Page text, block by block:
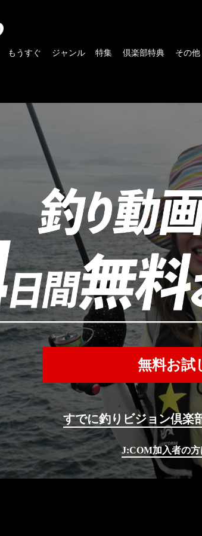
もうすぐ ジャンル 特集 倶楽部特典 その他
無料お試
すでに釣りビジョン倶楽
J:COM加入者の